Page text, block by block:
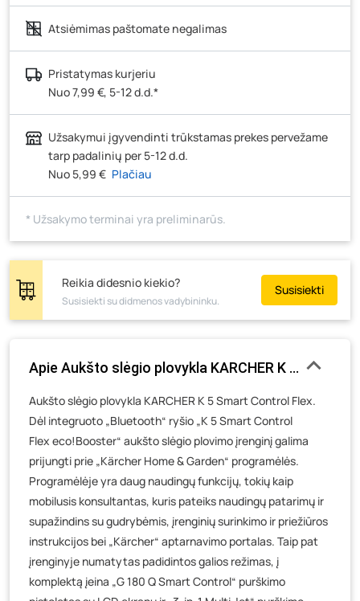
Atsiėmimas paštomate negalimas
Pristatymas kurjeriu
Nuo 7,99 €, 5-12 d.d.*
Užsakymui įgyvendinti trūkstamas prekes pervežame
tarp padalinių per 5-12 d.d.
Nuo 5,99 € Plačiau
* Užsakymo terminai yra preliminarūs.
Reikia didesnio kiekio?
Susisiekti su didmenos vadybininku.
Susisiekti
Apie Aukšto slėgio plovykla KARCHER K 5 Smart
Aukšto slėgio plovykla KARCHER K 5 Smart Control Flex.
Dėl integruoto „Bluetooth“ ryšio „K 5 Smart Control
Flex eco!Booster“ aukšto slėgio plovimo įrenginį galima
prijungti prie „Kärcher Home & Garden“ programėlės.
Programėlėje yra daug naudingų funkcijų, tokių kaip
mobilusis konsultantas, kuris pateiks naudingų patarimų ir
supažindins su gudrybėmis, įrenginių surinkimo ir priežiūros
instrukcijos bei „Kärcher“ aptarnavimo portalas. Taip pat
įrenginyje numatytas padidintos galios režimas, į
komplektą įeina „G 180 Q Smart Control“ purškimo